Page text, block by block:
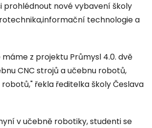
prohlédnout nové vybavení školy
technologie a
z projektu Průmysl 4.0. dvě
CNC strojů a učebnu robotů,
řekla ředitelka školy Česlava
v učebně robotiky, studenti se